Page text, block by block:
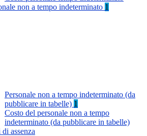
non a tempo indeterminato 1
Personale non a tempo indeterminato (da
pubblicare in tabelle) 1
Costo del personale non a tempo
indeterminato (da pubblicare in tabelle)
di assenza